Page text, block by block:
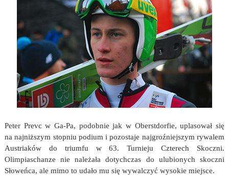
Peter Prevc w Ga-Pa, podobnie jak w Oberstdorfie, uplasował się
na najniższym stopniu podium i pozostaje najgroźniejszym rywalem
Austriaków do triumfu w 63. Turnieju Czterech Skoczni.
Olimpiaschanze nie należała dotychczas do ulubionych skoczni
Słoweńca, ale mimo to udało mu się wywalczyć wysokie miejsce.